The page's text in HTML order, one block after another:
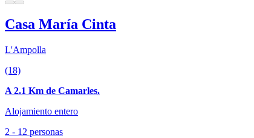
Casa María Cinta
L'Ampolla
(18)
A 2.1 Km de Camarles.
Alojamiento entero
2 - 12 personas